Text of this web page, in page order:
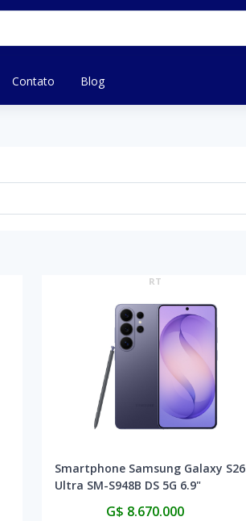
Contato Blog
RT
Smartphone Samsung Galaxy S26
Ultra SM-S948B DS 5G 6.9"
G$ 8.670.000